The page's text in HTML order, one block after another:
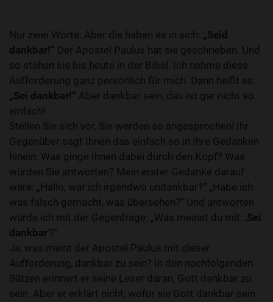
Nur zwei Worte. Aber die haben es in sich: „Seid
dankbar!“ Der Apostel Paulus hat sie geschrieben. Und
so stehen sie bis heute in der Bibel. Ich nehme diese
Aufforderung ganz persönlich für mich. Dann heißt es:
„Sei dankbar!“ Aber dankbar sein, das ist gar nicht so
einfach!
Stellen Sie sich vor, Sie werden so angesprochen! Ihr
Gegenüber sagt Ihnen das einfach so in Ihre Gedanken
hinein. Was ginge Ihnen dabei durch den Kopf? Was
würden Sie antworten? Mein erster Gedanke darauf
wäre: „Hallo, war ich irgendwo undankbar?“ „Habe ich
was falsch gemacht, was übersehen?“ Und antworten
würde ich mit der Gegenfrage: „Was meinst du mit: ‚Sei
dankbar‘?“
Ja, was meint der Apostel Paulus mit dieser
Aufforderung, dankbar zu sein? In den nachfolgenden
Sätzen erinnert er seine Leser daran, Gott dankbar zu
sein. Aber er erklärt nicht, wofür sie Gott dankbar sein